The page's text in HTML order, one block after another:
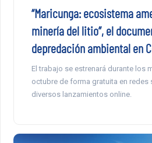
“Maricunga: ecosistema
minería del litio”, el
depredación ambiental en
El trabajo se estrenará durante los
octubre de forma gratuita en redes
diversos lanzamientos online.